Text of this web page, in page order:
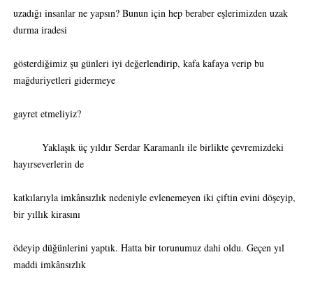
uzadığı insanlar ne yapsın? Bunun için hep beraber eşlerimizden uzak
durma iradesi
gösterdiğimiz şu günleri iyi değerlendirip, kafa kafaya verip bu
mağduriyetleri gidermeye
gayret etmeliyiz?
Yaklaşık üç yıldır Serdar Karamanlı ile birlikte çevremizdeki
hayırseverlerin de
katkılarıyla imkânsızlık nedeniyle evlenemeyen iki çiftin evini döşeyip,
bir yıllık kirasını
ödeyip düğünlerini yaptık. Hatta bir torunumuz dahi oldu. Geçen yıl
maddi imkânsızlık